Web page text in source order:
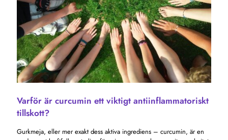
Varför är curcumin ett viktigt antiinflammatoriskt
tillskott?
Gurkmeja, eller mer exakt dess aktiva ingrediens – curcumin, är en